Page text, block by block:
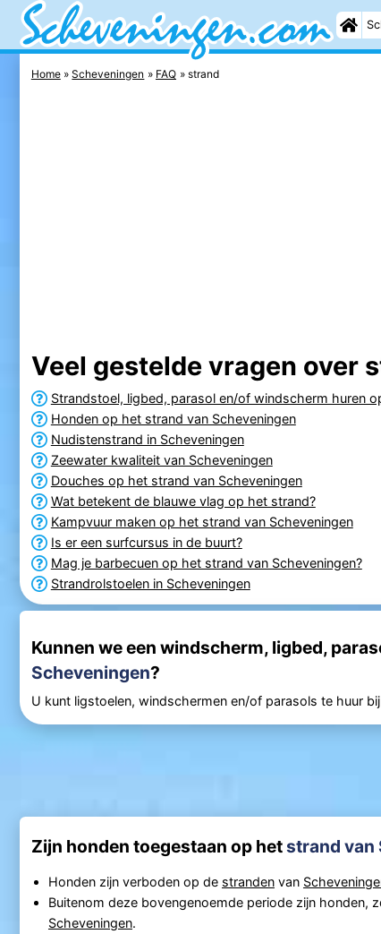
Home Scheveningen FAQ strand
Veel gestelde vragen over
Strandstoel, ligbed, parasol en/of windscherm huren
Honden op het strand van Scheveningen
Nudistenstrand in Scheveningen
Zeewater kwaliteit van Scheveningen
Douches op het strand van Scheveningen
Wat betekent de blauwe vlag op het strand?
Kampvuur maken op het strand van Scheveningen
Is er een surfcursus in de buurt?
Mag je barbecuen op het strand van Scheveningen?
Strandrolstoelen in Scheveningen
Kunnen we een windscherm, ligbed,
Scheveningen?
U kunt ligstoelen, windschermen en/of parasols te huur
Zijn honden toegestaan op hetstrand van
Honden zijn verboden op de strandenvan
Buitenom deze bovengenoemde periode zijn honden,
Scheveningen.